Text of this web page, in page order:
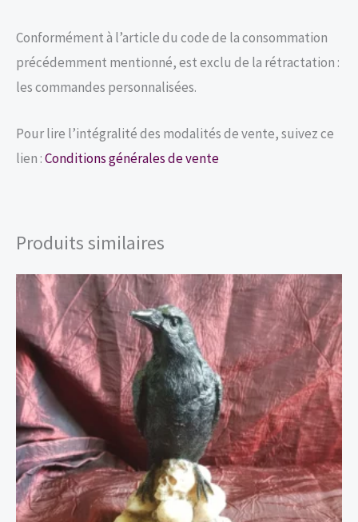
Conformément à l’article du code de la consommation
précédemment mentionné, est exclu de la rétractation :
les commandes personnalisées.
Pour lire l’intégralité des modalités de vente, suivez ce
lien :Conditions générales de vente
Produits similaires